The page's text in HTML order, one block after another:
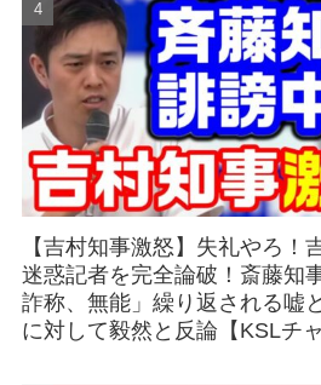
【吉村知事激怒】失礼やろ！
迷惑記者を完全論破！斎藤知
詐称、無能」繰り返される嘘
に対して毅然と反論【KSLチ